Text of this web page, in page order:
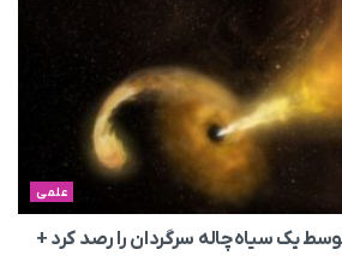
علمی
یک سیاه‌چاله سرگردان را رصد کرد +